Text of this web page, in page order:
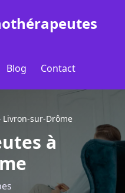
Blog Contact
Livron-sur-Drôme
à